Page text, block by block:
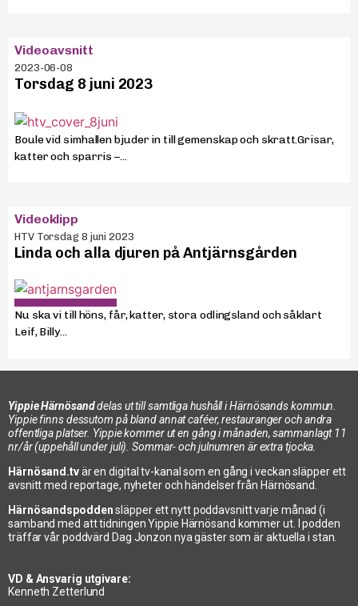
Videoavsnitt
2023-06-08
Torsdag 8 juni 2023
Boule vid simhallen bjuder in till gemenskap och skratt.Grisar,
katter och sparris –...
Videoklipp
HTV Torsdag 8 juni 2023
Linda och alla djuren på Antjärnsgården
Nu ska vi till höns, får, katter, stora odlingsland och såklart
Leif, Billy...
Yippie Härnösanddelas ut till samtliga hushåll i Härnösands kommun.
Yippie finns dessutom på bland annat caféer, restauranger och andra
offentliga platser. Yippie kommer ut en gång i månaden, sammanlagt 11
nr/år (uppehåll under juli). Sommar- och julnumren är extra tjocka.
Härnösand.tvär en digital tv-kanal som en gång i veckan släpper ett
avsnitt med reportage, nyheter och händelser från Härnösand.
Härnösandspoddensläpper ett nytt poddavsnitt varje månad (i
samband med att tidningen Yippie Härnösand kommer ut. I podden
träffar vår poddvärd Dag Jonzon nya gäster som är aktuella i stan.
VD & Ansvarig utgivare:
Kenneth Zetterlund